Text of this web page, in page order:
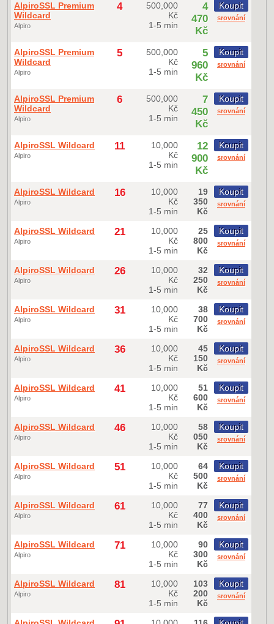
AlpiroSSL Premium
Wildcard
Alpiro
4
500,000
Kč
1-5 min
4
470
Kč
Koupit
srovnání
AlpiroSSL Premium
Wildcard
Alpiro
5
500,000
Kč
1-5 min
5
960
Kč
Koupit
srovnání
AlpiroSSL Premium
Wildcard
Alpiro
6
500,000
Kč
1-5 min
7
450
Kč
Koupit
srovnání
AlpiroSSL Wildcard
Alpiro
11
10,000
Kč
1-5 min
12
900
Kč
Koupit
srovnání
AlpiroSSL Wildcard
Alpiro
16
10,000
Kč
1-5 min
19
350
Kč
Koupit
srovnání
AlpiroSSL Wildcard
Alpiro
21
10,000
Kč
1-5 min
25
800
Kč
Koupit
srovnání
AlpiroSSL Wildcard
Alpiro
26
10,000
Kč
1-5 min
32
250
Kč
Koupit
srovnání
AlpiroSSL Wildcard
Alpiro
31
10,000
Kč
1-5 min
38
700
Kč
Koupit
srovnání
AlpiroSSL Wildcard
Alpiro
36
10,000
Kč
1-5 min
45
150
Kč
Koupit
srovnání
AlpiroSSL Wildcard
Alpiro
41
10,000
Kč
1-5 min
51
600
Kč
Koupit
srovnání
AlpiroSSL Wildcard
Alpiro
46
10,000
Kč
1-5 min
58
050
Kč
Koupit
srovnání
AlpiroSSL Wildcard
Alpiro
51
10,000
Kč
1-5 min
64
500
Kč
Koupit
srovnání
AlpiroSSL Wildcard
Alpiro
61
10,000
Kč
1-5 min
77
400
Kč
Koupit
srovnání
AlpiroSSL Wildcard
Alpiro
71
10,000
Kč
1-5 min
90
300
Kč
Koupit
srovnání
AlpiroSSL Wildcard
Alpiro
81
10,000
Kč
1-5 min
103
200
Kč
Koupit
srovnání